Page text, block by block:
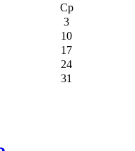
Ср
3
10
17
24
31